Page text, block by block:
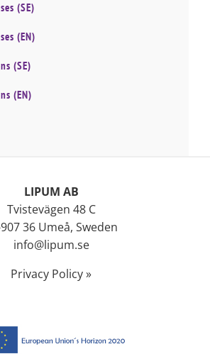
(SE)
(EN)
(SE)
(EN)
LIPUM AB
Tvistevägen 48 C
907 36 Umeå, Sweden
info@lipum.se
Privacy Policy »